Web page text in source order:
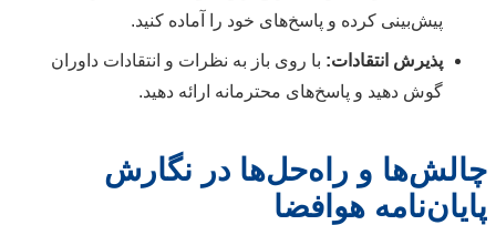
پیش‌بینی کرده و پاسخ‌های خود را آماده کنید.
پذیرش انتقادات: با روی باز به نظرات و انتقادات داوران
گوش دهید و پاسخ‌های محترمانه ارائه دهید.
چالش‌ها و راه‌حل‌ها در نگارش
پایان‌نامه هوافضا